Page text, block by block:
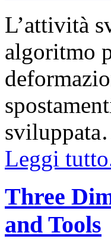
L’attività
algoritmo
Leggi
Three
and Tools